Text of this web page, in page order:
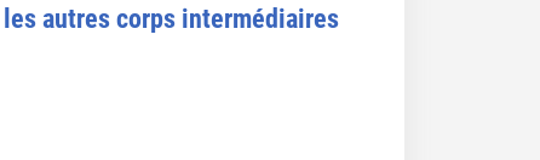
autres corps intermédiaires